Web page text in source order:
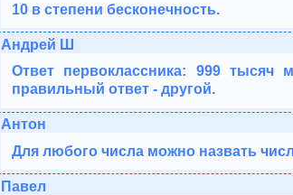
10 в степени бесконечность.
Андрей Ш
Ответ первоклассника: 999 тысяч
правильный ответ - другой.
Антон
Для любого числа можно назвать
Павел